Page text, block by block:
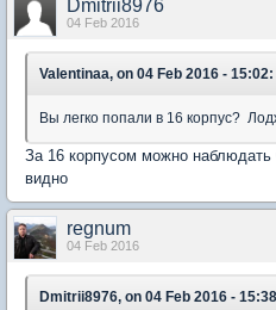
Dmitrii8976
04 Feb 2016
Valentinaa, on 04 Feb 2016 - 15:02:
Вы легко попали в 16 корпус?
За 16 корпусом можно
видно
regnum
04 Feb 2016
Dmitrii8976, on 04 Feb 2016 -